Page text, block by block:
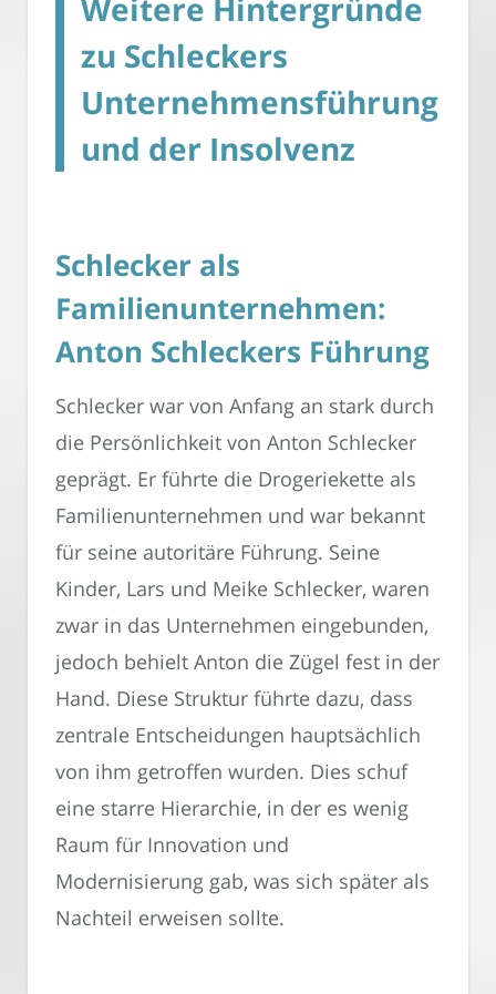
zu Schleckers
Unternehmensführung
und der Insolvenz
Schlecker als
Familienunternehmen:
Anton Schleckers Führung
Schlecker war von Anfang an stark durch
die Persönlichkeit von Anton Schlecker
geprägt. Er führte die Drogeriekette als
Familienunternehmen und war bekannt
für seine autoritäre Führung. Seine
Kinder, Lars und Meike Schlecker, waren
zwar in das Unternehmen eingebunden,
jedoch behielt Anton die Zügel fest in der
Hand. Diese Struktur führte dazu, dass
zentrale Entscheidungen hauptsächlich
von ihm getroffen wurden. Dies schuf
eine starre Hierarchie, in der es wenig
Raum für Innovation und
Modernisierung gab, was sich später als
Nachteil erweisen sollte.